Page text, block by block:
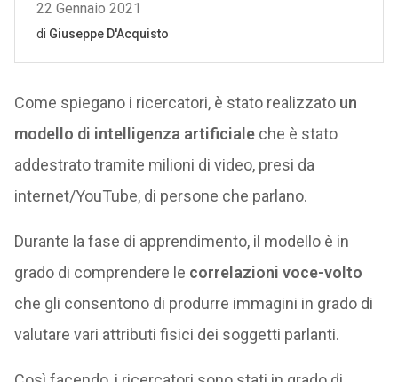
Come spiegano i ricercatori, è stato realizzato un
modello di intelligenza artificialeche è stato
addestrato tramite milioni di video, presi da
internet/YouTube, di persone che parlano.
Durante la fase di apprendimento, il modello è in
grado di comprendere le correlazioni voce-volto
che gli consentono di produrre immagini in grado di
valutare vari attributi fisici dei soggetti parlanti.